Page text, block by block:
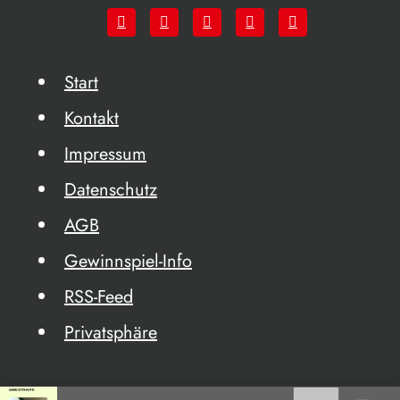
Start
Kontakt
Impressum
Datenschutz
AGB
Gewinnspiel-Info
RSS-Feed
Privatsphäre